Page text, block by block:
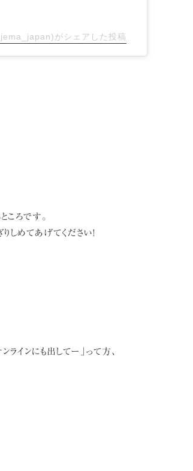
がシェアした投稿
ころです。
しめてあげてください!
ラインにも出してー」って方、